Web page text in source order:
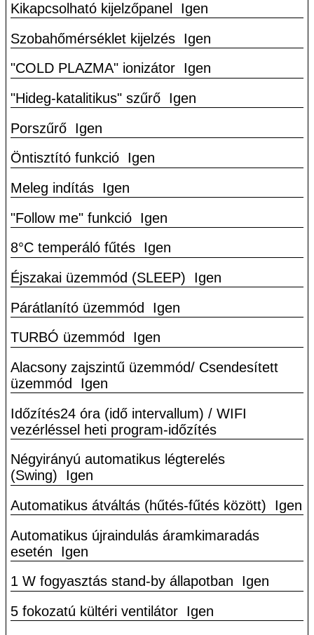
Kikapcsolható kijelzőpanel
Igen
Szobahőmérséklet kijelzés
Igen
"COLD PLAZMA" ionizátor
Igen
"Hideg-katalitikus" szűrő
Igen
Porszűrő
Igen
Öntisztító funkció
Igen
Meleg indítás
Igen
"Follow me" funkció
Igen
8°C temperáló fűtés
Igen
Éjszakai üzemmód (SLEEP)
Igen
Párátlanító üzemmód
Igen
TURBÓ üzemmód
Igen
Alacsony zajszintű üzemmód/ Csendesített
üzemmód
Igen
Időzítés24 óra (idő intervallum) / WIFI
vezérléssel heti program-időzítés
Négyirányú automatikus légterelés
(Swing)
Igen
Automatikus átváltás (hűtés-fűtés között)
Igen
Automatikus újraindulás áramkimaradás
esetén
Igen
1 W fogyasztás stand-by állapotban
Igen
5 fokozatú kültéri ventilátor
Igen